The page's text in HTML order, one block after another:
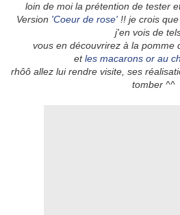
loin de moi la prétention de tester
Version 'Coeur de rose' !! je crois
j'en vois de
vous en découvrirez à la pomme
etles macarons or au
rhôô allez lui rendre visite, ses
tomber ^^